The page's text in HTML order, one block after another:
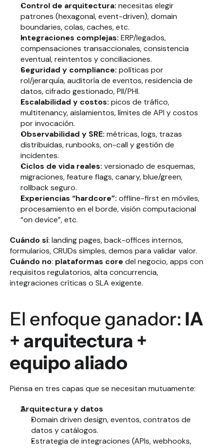
Control de arquitectura: necesitas elegir
patrones (hexagonal, event-driven), domain
boundaries, colas, caches, etc.
Integraciones complejas: ERP/legados,
compensaciones transaccionales, consistencia
eventual, reintentos y conciliaciones.
Seguridad y compliance: políticas por
rol/jerarquía, auditoría de eventos, residencia de
datos, cifrado gestionado, PII/PHI.
Escalabilidad y costos: picos de tráfico,
multitenancy, aislamientos, límites de API y costos
por invocación.
Observabilidad y SRE: métricas, logs, trazas
distribuidas, runbooks, on-call y gestión de
incidentes.
Ciclos de vida reales: versionado de esquemas,
migraciones, feature flags, canary, blue/green,
rollback seguro.
Experiencias “hardcore”: offline-first en móviles,
procesamiento en el borde, visión computacional
“on device”, etc.
Cuándo sí: landing pages, back-offices internos,
formularios, CRUDs simples, demos para validar valor.
Cuándo no: plataformas core del negocio, apps con
requisitos regulatorios, alta concurrencia,
integraciones críticas o SLA exigente.
El enfoque ganador: IA
+ arquitectura +
equipo aliado
Piensa en tres capas que se necesitan mutuamente:
Arquitectura y datos
Domain driven design, eventos, contratos de
datos y catálogos.
Estrategia de integraciones (APIs, webhooks,